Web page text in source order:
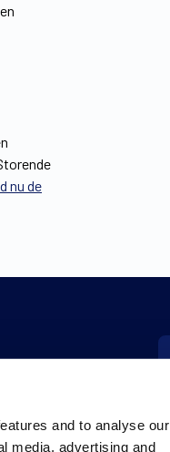
and to analyse our
media, advertising and
nu de